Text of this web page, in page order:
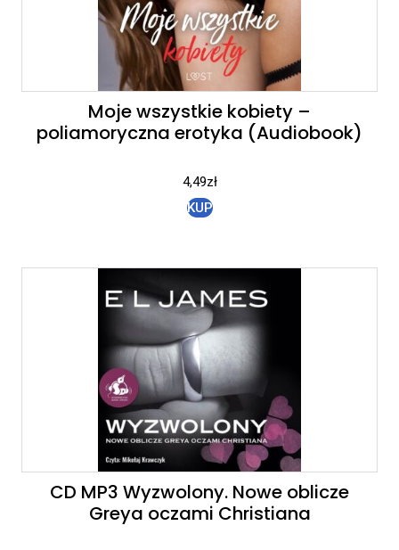
Moje wszystkie kobiety –
poliamoryczna erotyka (Audiobook)
4,49zł
KUP
CD MP3 Wyzwolony. Nowe oblicze
Greya oczami Christiana